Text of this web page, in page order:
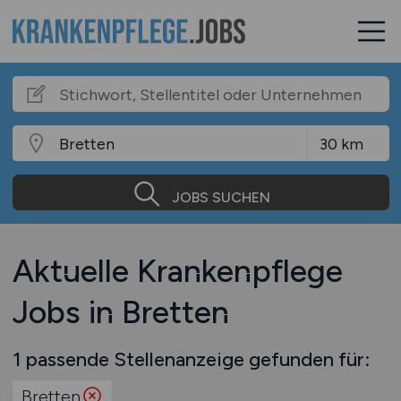
JOBS SUCHEN
Aktuelle Krankenpflege
Jobs in Bretten
1 passende Stellenanzeige gefunden für:
Bretten